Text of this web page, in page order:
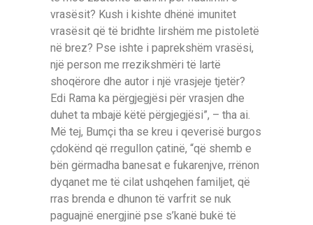
vrasësit? Kush i kishte dhënë imunitet
vrasësit që të bridhte lirshëm me pistoletë
në brez? Pse ishte i paprekshëm vrasësi,
një person me rrezikshmëri të lartë
shoqërore dhe autor i një vrasjeje tjetër?
Edi Rama ka përgjegjësi për vrasjen dhe
duhet ta mbajë këtë përgjegjësi”, – tha ai.
Më tej, Bumçi tha se kreu i qeverisë burgos
çdokënd që rregullon çatinë, “që shemb e
bën gërmadha banesat e fukarenjve, rrënon
dyqanet me të cilat ushqehen familjet, që
rras brenda e dhunon të varfrit se nuk
paguajnë energjinë pse s’kanë bukë të